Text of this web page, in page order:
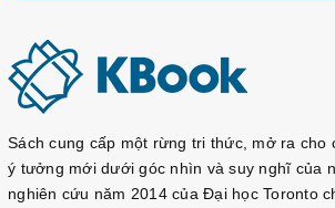
Sách cung cấp một rừng tri thức, mở ra cho
ý tưởng mới dưới góc nhìn và suy nghĩ của
nghiên cứu năm 2014 của Đại học Toronto